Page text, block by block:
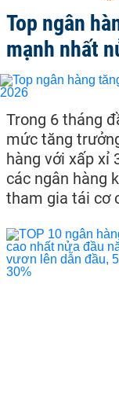
Top ngân
mạnh nhất
Trong 6 tháng
mức tăng
hàng với xấp xỉ
các ngân hàng
tham gia tái cơ